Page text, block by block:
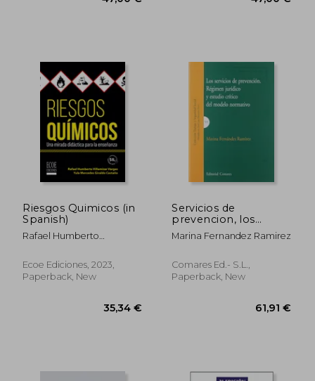
Riesgos Quimicos (in
Spanish)
Rafael Humberto
Mercedes Giraldo Castaño
Ecoe Ediciones, 2023,
Paperback, New
Servicios de
prevencion, los
(Trabajo Y Seguridad
Social) (in Spanish)
Marina Fernandez Ramirez
Comares Ed.- S.L.,
Paperback, New